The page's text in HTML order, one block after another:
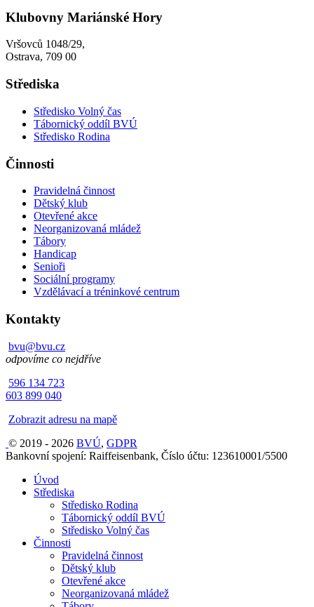
Klubovny Mariánské Hory
Vršovců 1048/29,
Ostrava, 709 00
Střediska
Středisko Volný čas
Tábornický oddíl BVÚ
Středisko Rodina
Činnosti
Pravidelná činnost
Dětský klub
Otevřené akce
Neorganizovaná mládež
Tábory
Handicap
Senioři
Sociální programy
Vzdělávací a tréninkové centrum
Kontakty
bvu@bvu.cz
odpovíme co nejdříve
596 134 723
603 899 040
Zobrazit adresu na mapě
© 2019 - 2026 BVÚ, GDPR
Bankovní spojení: Raiffeisenbank, Číslo účtu: 123610001/5500
Úvod
Střediska
Středisko Rodina
Tábornický oddíl BVÚ
Středisko Volný čas
Činnosti
Pravidelná činnost
Dětský klub
Otevřené akce
Neorganizovaná mládež